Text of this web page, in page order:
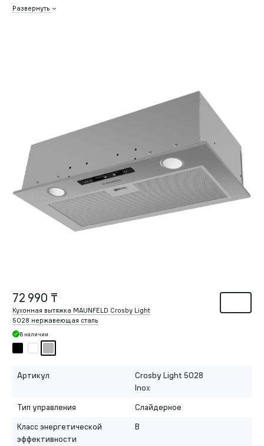
Развернуть
72 990 ₸
Кухонная вытяжка MAUNFELD Crosby Light
5028 нержавеющая сталь
В наличии
Артикул
Crosby Light 5028
Inox
Тип управления
Слайдерное
Класс энергетической
эффективности
B